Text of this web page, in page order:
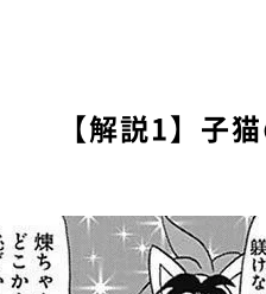
【解説1】子